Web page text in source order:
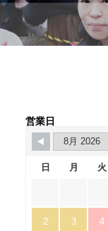
営業日
日 月 火
2 3 4